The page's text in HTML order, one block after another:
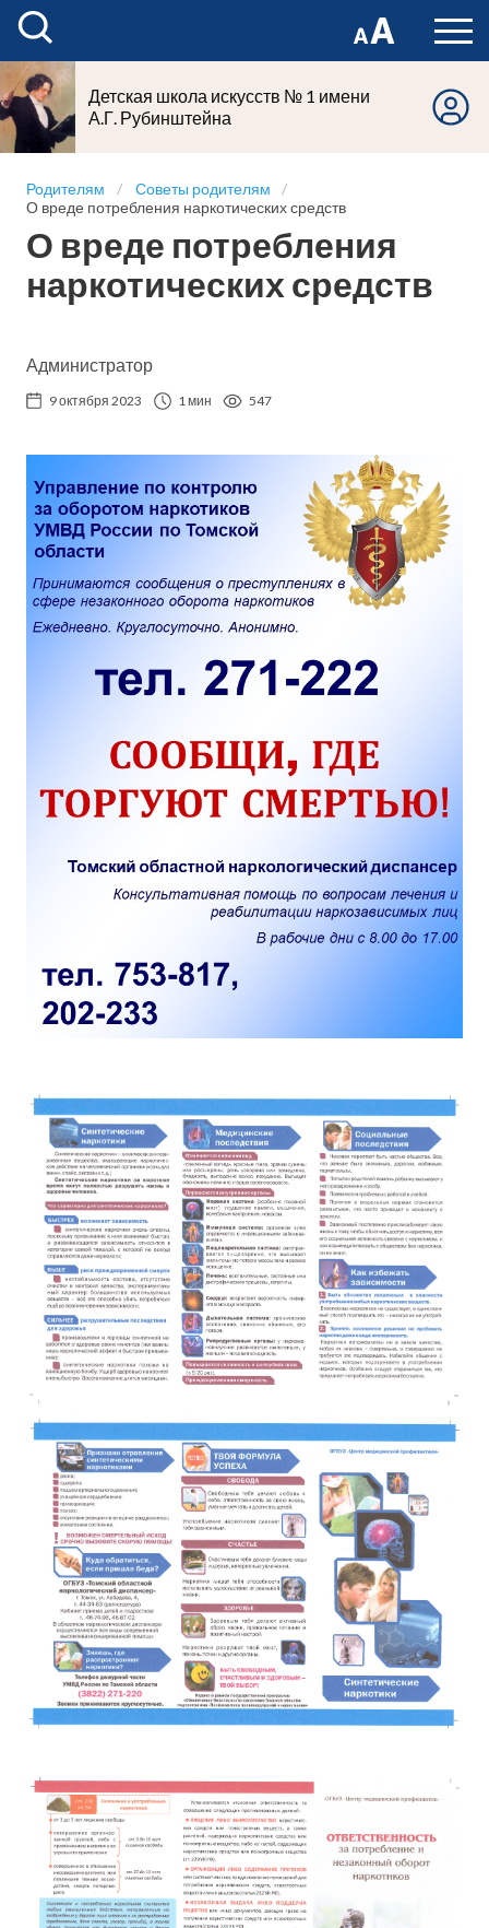
Детская школа искусств № 1 имени
А.Г. Рубинштейна
Родителям
Советы родителям
О вреде потребления наркотических средств
О вреде потребления
наркотических средств
Администратор
9 октября 2023 1 мин 547